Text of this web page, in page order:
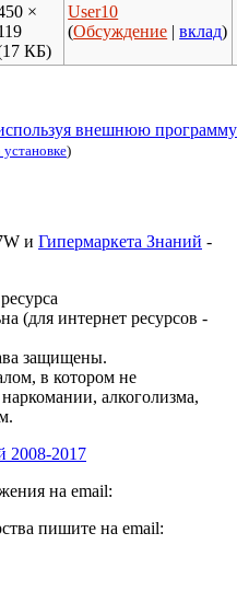
×
КБ)
User10
(Обсуждение |вклад)
внешнюю программу
установке)
и Гипермаркета Знаний -
(для интернет ресурсов -
защищены.
в котором не
алкоголизма,
2008-2017
на email:
пишите на email: